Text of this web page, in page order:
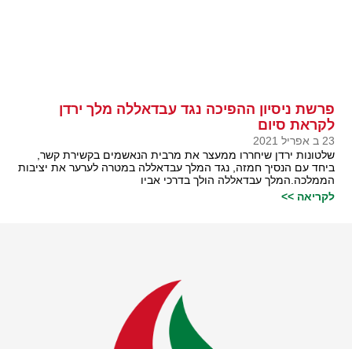
פרשת ניסיון ההפיכה נגד עבדאללה מלך ירדן
לקראת סיום
23 ב אפריל 2021
שלטונות ירדן שיחררו ממעצר את מרבית הנאשמים בקשירת קשר,
ביחד עם הנסיך חמזה, נגד המלך עבדאללה במטרה לערער את יציבות
הממלכה.המלך עבדאללה הולך בדרכי אביו
לקריאה >>